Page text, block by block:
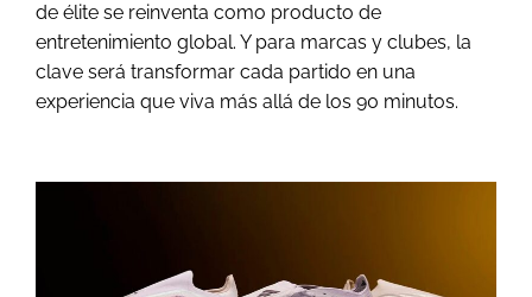
de élite se reinventa como producto de
entretenimiento global. Y para marcas y clubes, la
clave será transformar cada partido en una
experiencia que viva más allá de los 90 minutos.